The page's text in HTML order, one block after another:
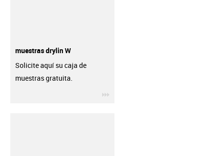
muestras drylin W
Solicite aquí su caja de
muestras gratuita.